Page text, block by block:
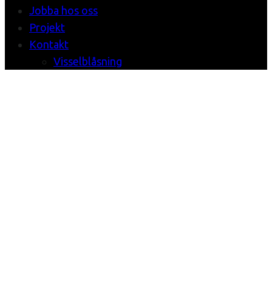
Jobba hos oss
Projekt
Kontakt
Visselblåsning